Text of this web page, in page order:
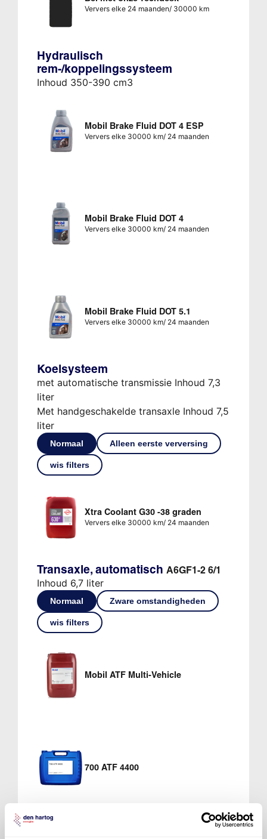
Ververs elke 24 maanden/ 30000 km
Hydraulisch
rem-/koppelingssysteem
Inhoud 350-390 cm3
Mobil Brake Fluid DOT 4 ESP
Ververs elke 30000 km/ 24 maanden
Mobil Brake Fluid DOT 4
Ververs elke 30000 km/ 24 maanden
Mobil Brake Fluid DOT 5.1
Ververs elke 30000 km/ 24 maanden
Koelsysteem
met automatische transmissie Inhoud 7,3
liter
Met handgeschakelde transaxle Inhoud 7,5
liter
Normaal Alleen eerste verversing
wis filters
Xtra Coolant G30 -38 graden
Ververs elke 30000 km/ 24 maanden
Transaxle, automatisch A6GF1-2 6/1
Inhoud 6,7 liter
Normaal Zware omstandigheden
wis filters
Mobil ATF Multi-Vehicle
700 ATF 4400